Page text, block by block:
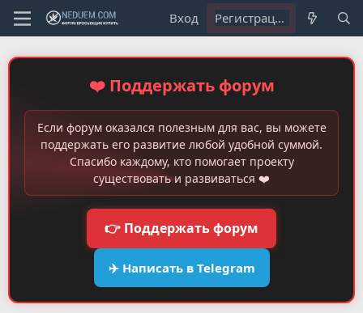
Вход Регистрация
❤️ Поддержать форум
Если форум оказался полезным для вас, вы можете
поддержать его развитие любой удобной суммой.
Спасибо каждому, кто помогает проекту
существовать и развиваться ❤️
👉 Поддержать форум
✈️ Написать в Telegram